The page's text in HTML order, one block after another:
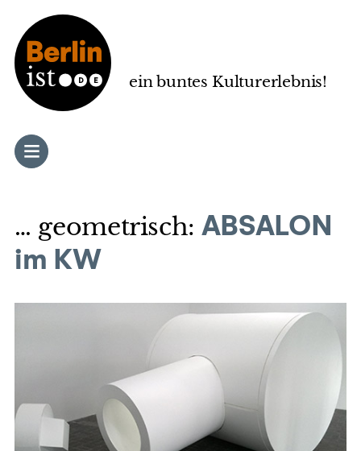
ein buntes Kulturerlebnis!
… geometrisch: ABSALON
im KW